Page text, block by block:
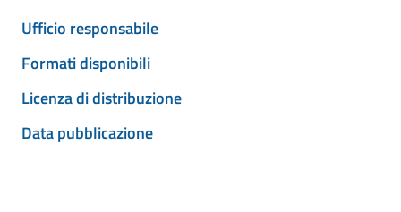
Ufficio responsabile
Formati disponibili
Licenza di distribuzione
Data pubblicazione